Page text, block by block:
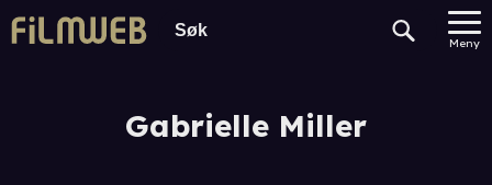
Meny
Gabrielle Miller